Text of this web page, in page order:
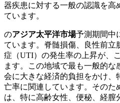
器疾患に対する一般の認識を高
ています。
のアジア太平洋市場予測期間中
ています。脊髄損傷、良性前立
症（UTI）の発生率の上昇が、
ます。この地域で最も一般的
会に大きな経済的負担をかけ、
亡率に関連しています。そのた
は、特に高齢女性、便秘、経膣